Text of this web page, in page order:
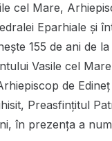
cel Mare,
Eparhiale și
155 de ani de
Vasile cel
de
Preasfințitul
în prezența a